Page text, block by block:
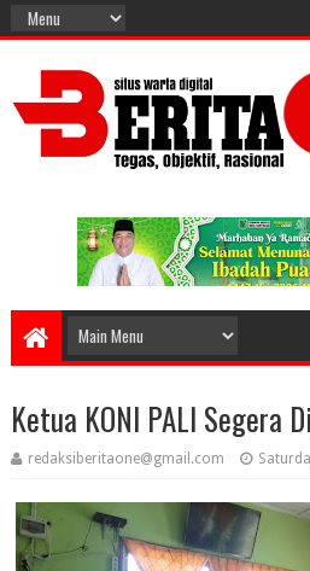
Ketua KONI PALI Segera
redaksiberitaone@gmail.com